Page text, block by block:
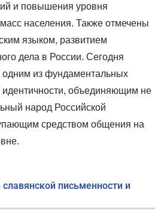
и повышения уровня
населения. Также отмечены
языком, развитием
дела в России. Сегодня
одним из фундаментальных
идентичности, объединяющим не
народ Российской
средством общения на
письменности и